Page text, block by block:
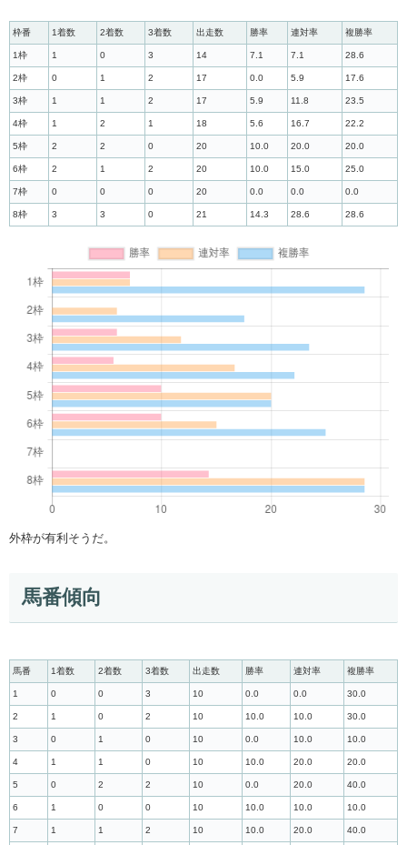
枠番 1着数 2着数 3着数 出走数 勝率 連対率 複勝率
1枠 1 0 3 14 7.1 7.1 28.6
2枠 0 1 2 17 0.0 5.9 17.6
3枠 1 1 2 17 5.9 11.8 23.5
4枠 1 2 1 18 5.6 16.7 22.2
5枠 2 2 0 20 10.0 20.0 20.0
6枠 2 1 2 20 10.0 15.0 25.0
7枠 0 0 0 20 0.0 0.0 0.0
8枠 3 3 0 21 14.3 28.6 28.6
外枠が有利そうだ。
馬番傾向
馬番 1着数 2着数 3着数 出走数 勝率 連対率 複勝率
1 0 0 3 10 0.0 0.0 30.0
2 1 0 2 10 10.0 10.0 30.0
3 0 1 0 10 0.0 10.0 10.0
4 1 1 0 10 10.0 20.0 20.0
5 0 2 2 10 0.0 20.0 40.0
6 1 0 0 10 10.0 10.0 10.0
7 1 1 2 10 10.0 20.0 40.0